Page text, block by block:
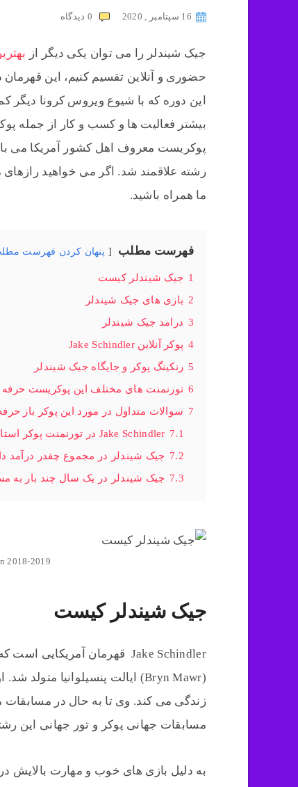
16 سپتامبر , 2020 0 دیدگاه
جیک شیندلر را می توان یکی دیگر از
حضوری و آنلاین تقسیم کنیم، این
این دوره که با شیوع ویروس کرونا
بیشتر فعالیت ها و کسب و کار از جمله
پوکریست معروف اهل کشور آمریکا می
رشته علاقمند شد. اگر می خواهید
ما همراه باشید.
فهرست مطلب پنهان کردن فهرست
1 جیک شیندلر کیست
2 بازی های جیک شیندلر
3 درامد جیک شیندلر
4 پوکر آنلاین Jake Schindler
5 رنکینگ پوکر و جایگاه جیک شیندلر
6 تورنمنت های مختلف این پوکریست حرفه
7 سوالات متداول در مورد این پوکر باز
7.1 Jake Schindler در تورنمنت پوکر استار چند بار شرکت کرده است؟
7.2 جیک شیندلر در مجموع چقدر درآمد
7.3 جیک شیندلر در یک سال چند بار به
2018-2019
جیک شیندلر کیست
زندگی می کند. وی تا به حال در
مسابقات جهانی پوکر و تور جهانی این
به دلیل بازی های خوب و مهارت بالایش